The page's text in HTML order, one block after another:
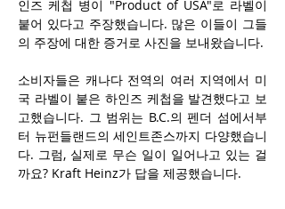
인즈 케첩 병이 "Product of USA"로 라벨이
붙어 있다고 주장했습니다. 많은 이들이 그들
의 주장에 대한 증거로 사진을 보내왔습니다.
소비자들은 캐나다 전역의 여러 지역에서 미
국 라벨이 붙은 하인즈 케첩을 발견했다고 보
고했습니다. 그 범위는 B.C.의 펜더 섬에서부
터 뉴펀들랜드의 세인트존스까지 다양했습니
다. 그럼, 실제로 무슨 일이 일어나고 있는 걸
까요? Kraft Heinz가 답을 제공했습니다.